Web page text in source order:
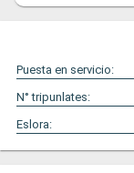
Puesta en servicio:
N° tripunlates:
Eslora: